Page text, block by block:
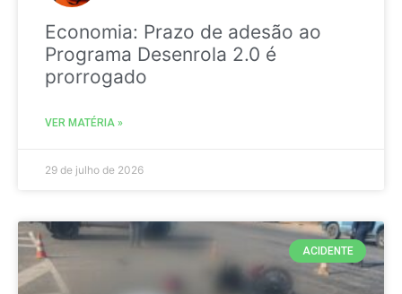
Economia: Prazo de adesão ao
Programa Desenrola 2.0 é
prorrogado
VER MATÉRIA »
29 de julho de 2026
ACIDENTE